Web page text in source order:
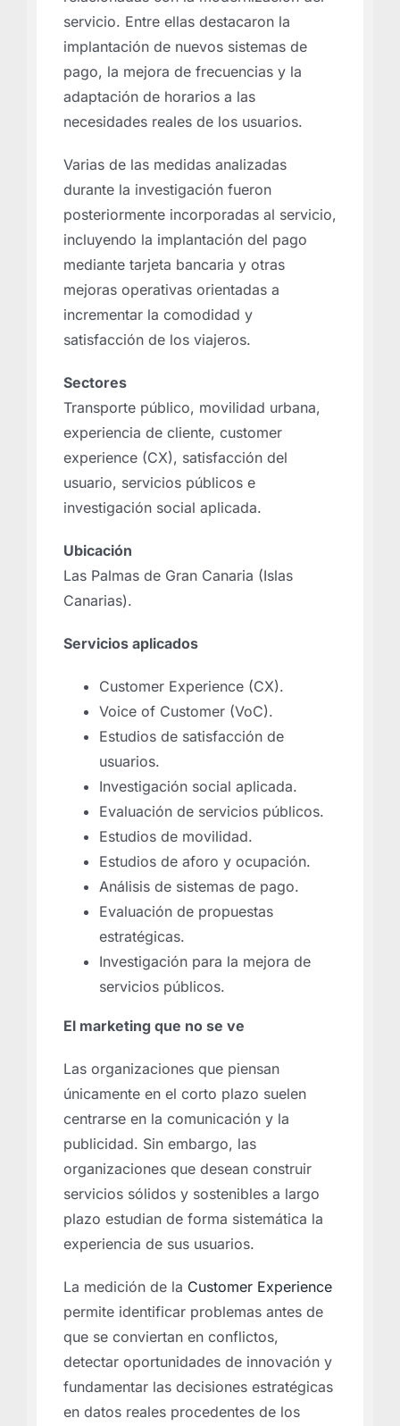
servicio. Entre ellas destacaron la
implantación de nuevos sistemas de
pago, la mejora de frecuencias y la
adaptación de horarios a las
necesidades reales de los usuarios.
Varias de las medidas analizadas
durante la investigación fueron
posteriormente incorporadas al servicio,
incluyendo la implantación del pago
mediante tarjeta bancaria y otras
mejoras operativas orientadas a
incrementar la comodidad y
satisfacción de los viajeros.
Sectores
Transporte público, movilidad urbana,
experiencia de cliente, customer
experience (CX), satisfacción del
usuario, servicios públicos e
investigación social aplicada.
Ubicación
Las Palmas de Gran Canaria (Islas
Canarias).
Servicios aplicados
Customer Experience (CX).
Voice of Customer (VoC).
Estudios de satisfacción de
usuarios.
Investigación social aplicada.
Evaluación de servicios públicos.
Estudios de movilidad.
Estudios de aforo y ocupación.
Análisis de sistemas de pago.
Evaluación de propuestas
estratégicas.
Investigación para la mejora de
servicios públicos.
El marketing que no se ve
Las organizaciones que piensan
únicamente en el corto plazo suelen
centrarse en la comunicación y la
publicidad. Sin embargo, las
organizaciones que desean construir
servicios sólidos y sostenibles a largo
plazo estudian de forma sistemática la
experiencia de sus usuarios.
La medición de la Customer Experience
permite identificar problemas antes de
que se conviertan en conflictos,
detectar oportunidades de innovación y
fundamentar las decisiones estratégicas
en datos reales procedentes de los